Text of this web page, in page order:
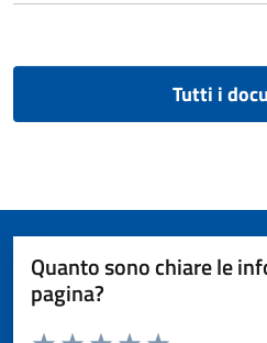
Tutti i
Quanto sono chiare le
pagina?
Valuta da 1 a 5 stelle la pagina